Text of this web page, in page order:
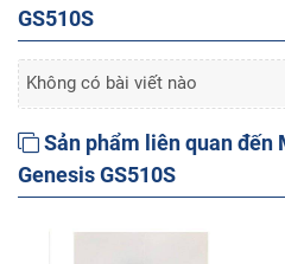
GS510S
Không có bài viết nào
Sản phẩm liên quan đến
Genesis GS510S